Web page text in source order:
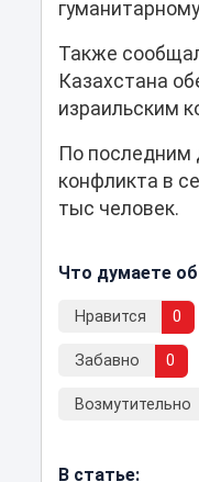
Также
Казахстана
израильским
По последним
конфликта в
тыс человек.
Что думаете
Нравится 0
Забавно 0
Возмутительно
В статье: